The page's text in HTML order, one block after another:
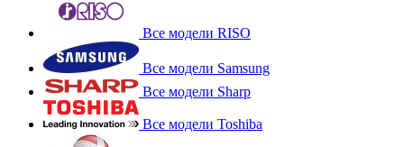
Все модели RISO
Все модели Samsung
Все модели Sharp
Все модели Toshiba